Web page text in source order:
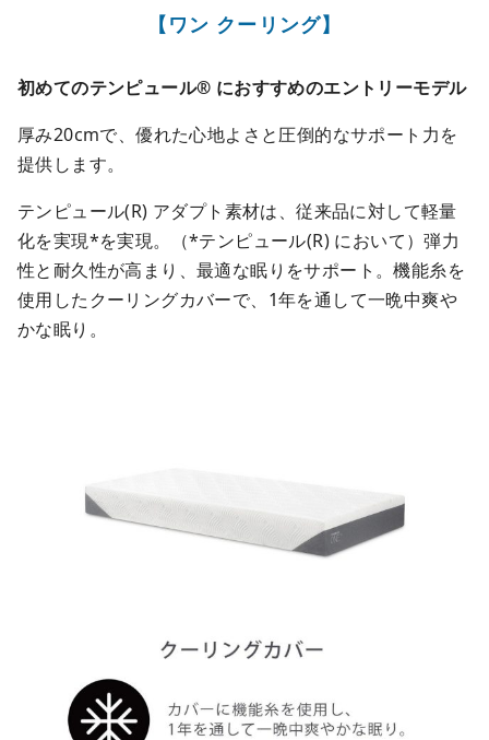
【ワン クーリング】
初めてのテンピュール® におすすめのエントリーモデル
厚み20cmで、優れた心地よさと圧倒的なサポート力を
提供します。
テンピュール(R) アダプト素材は、従来品に対して軽量
化を実現*を実現。（*テンピュール(R) において）弾力
性と耐久性が高まり、最適な眠りをサポート。機能糸を
使用したクーリングカバーで、1年を通して一晩中爽や
かな眠り。